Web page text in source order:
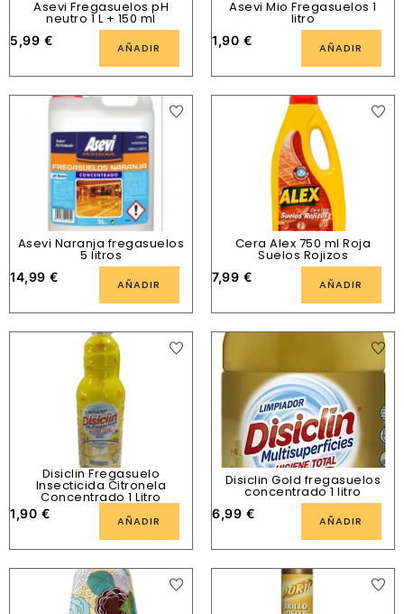
Asevi Fregasuelos pH
neutro 1 L + 150 ml
5,99 € AÑADIR
Asevi Mio Fregasuelos 1
litro
1,90 € AÑADIR
Asevi Naranja fregasuelos
5 litros
14,99 € AÑADIR
Cera Alex 750 ml Roja
Suelos Rojizos
7,99 € AÑADIR
Disiclin Fregasuelo
Insecticida Citronela
Concentrado 1 Litro
1,90 € AÑADIR
Disiclin Gold fregasuelos
concentrado 1 litro
6,99 € AÑADIR